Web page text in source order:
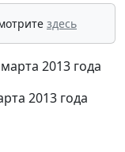
здесь
2013 года
2013 года